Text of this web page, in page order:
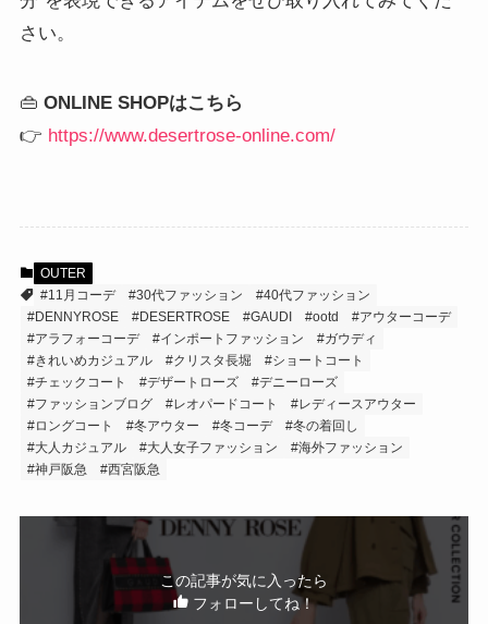
さい。
👜 ONLINE SHOPはこちら
👉 https://www.desertrose-online.com/
OUTER
#11月コーデ
#30代ファッション
#40代ファッション
#DENNYROSE
#DESERTROSE #GAUDI #ootd
#アウターコーデ
#アラフォーコーデ
#インポートファッション
#ガウディ
#きれいめカジュアル
#クリスタ長堀
#ショートコート
#チェックコート
#デザートローズ
#デニーローズ
#ファッションブログ
#レオパードコート
#レディースアウター
#ロングコート
#冬アウター #冬コーデ
#冬の着回し
#大人カジュアル
#大人女子ファッション
#海外ファッション
#神戸阪急
#西宮阪急
この記事が気に入ったら
フォローしてね！